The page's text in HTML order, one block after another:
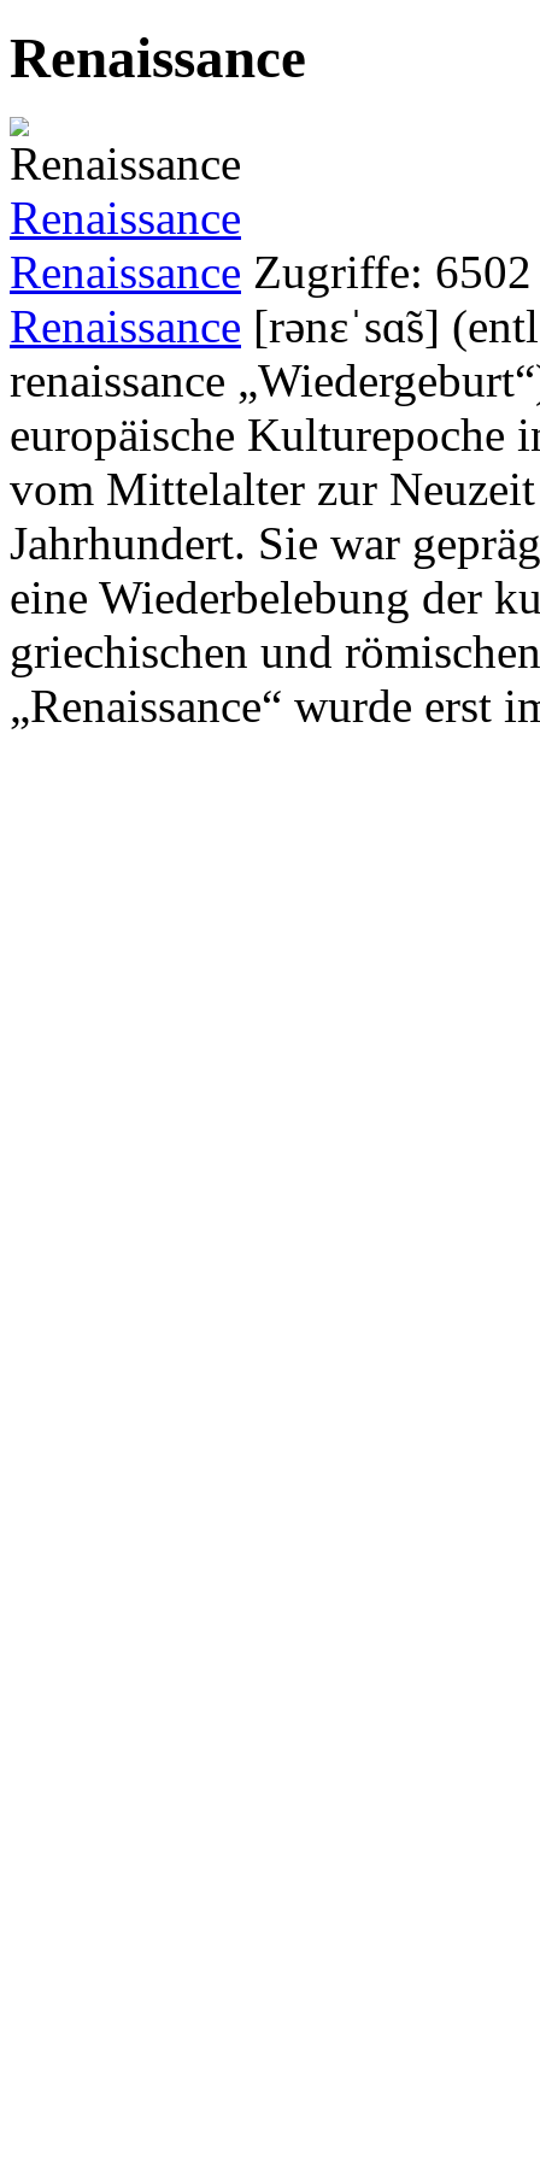
Renaissance
Renaissance
Renaissance Zugriffe: 6502
Renaissance [rənɛˈsɑ̃s]
renaissance
europäische Kulturepoche
vom Mittelalter zur
Jahrhundert. Sie war
eine Wiederbelebung der
griechischen und
„Renaissance“ wurde erst